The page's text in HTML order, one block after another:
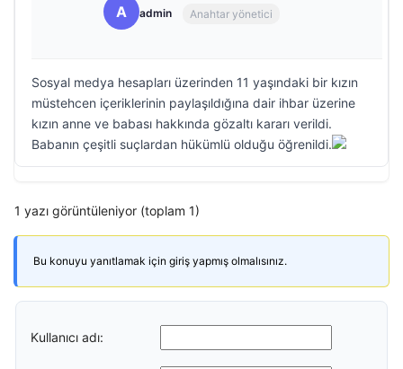
A admin Anahtar yönetici
Sosyal medya hesapları üzerinden 11 yaşındaki bir kızın
müstehcen içeriklerinin paylaşıldığına dair ihbar üzerine
kızın anne ve babası hakkında gözaltı kararı verildi.
Babanın çeşitli suçlardan hükümlü olduğu öğrenildi.
1 yazı görüntüleniyor (toplam 1)
Bu konuyu yanıtlamak için giriş yapmış olmalısınız.
Kullanıcı adı: